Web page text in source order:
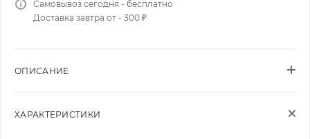
Самовывоз сегодня - бесплатно
Доставка завтра от - 300 ₽
ОПИСАНИЕ
ХАРАКТЕРИСТИКИ